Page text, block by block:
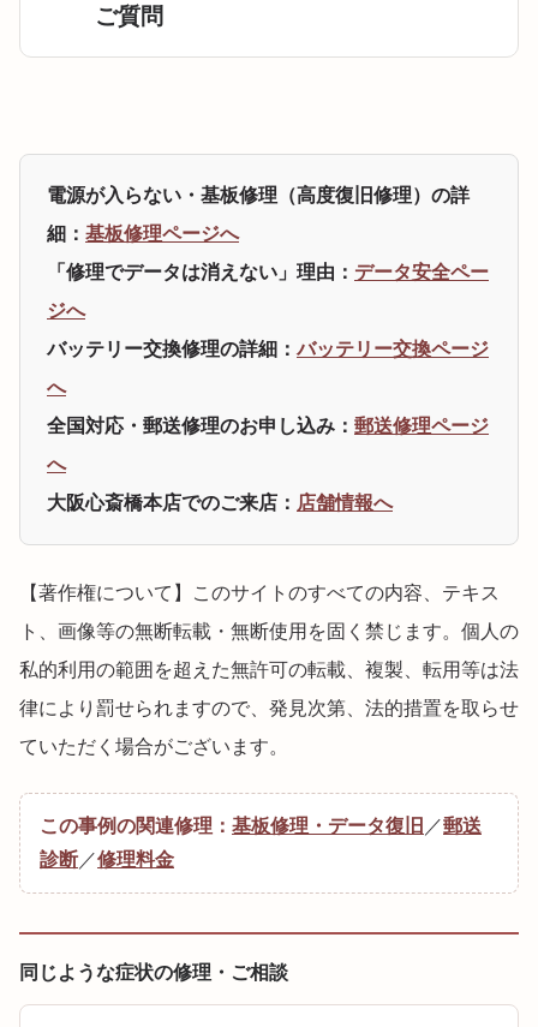
ご質問
電源が入らない・基板修理（高度復旧修理）の詳
細： 基板修理ページへ
「修理でデータは消えない」理由： データ安全ペー
ジへ
バッテリー交換修理の詳細：バッテリー交換ページ
へ
全国対応・郵送修理のお申し込み： 郵送修理ページ
へ
大阪心斎橋本店でのご来店： 店舗情報へ
【著作権について】このサイトのすべての内容、テキス
ト、画像等の無断転載・無断使用を固く禁じます。個人の
私的利用の範囲を超えた無許可の転載、複製、転用等は法
律により罰せられますので、発見次第、法的措置を取らせ
ていただく場合がございます。
この事例の関連修理： 基板修理・データ復旧 ／郵送
診断 ／修理料金
同じような症状の修理・ご相談